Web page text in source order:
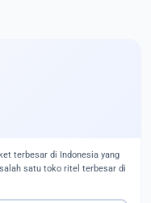
terbesar di Indonesia yang
satu toko ritel terbesar di